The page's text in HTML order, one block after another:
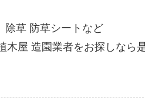
除草 防草シートなど
屋 造園業者をお探しなら